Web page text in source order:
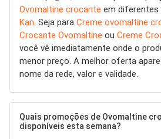
Ovomaltine crocante em diferentes
Kan . Seja para Creme ovomaltine
Crocante Ovomaltine ou Creme
você vê imediatamente onde o
menor preço. A melhor oferta
nome da rede, valor e validade.
Quais promoções de Ovomaltine
disponíveis esta semana?